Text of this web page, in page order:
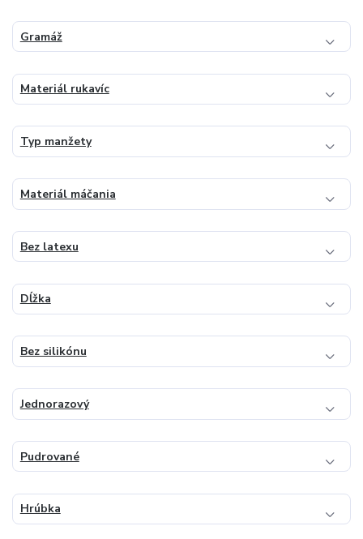
Gramáž
Materiál rukavíc
Typ manžety
Materiál máčania
Bez latexu
Dĺžka
Bez silikónu
Jednorazový
Pudrované
Hrúbka